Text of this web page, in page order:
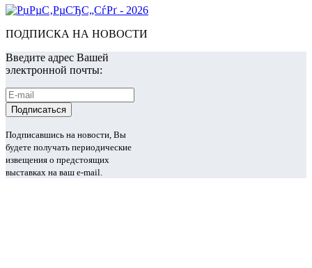
ПОДПИСКА НА НОВОСТИ
Введите адрес Вашей
электронной почты:
Подписавшись на новости, Вы
будете получать периодические
извещения о предстоящих
выставках на ваш e-mail.